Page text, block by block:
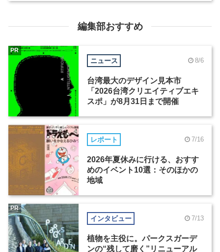
編集部おすすめ
ニュース 8/6
台湾最大のデザイン見本市
「2026台湾クリエイティブエキ
スポ」が8月31日まで開催
PR
レポート 7/16
2026年夏休みに行ける、おすす
めのイベント10選：そのほかの
地域
インタビュー 7/13
植物を主役に。パークスガーデ
ンの“残して磨く”リニューアル
PR